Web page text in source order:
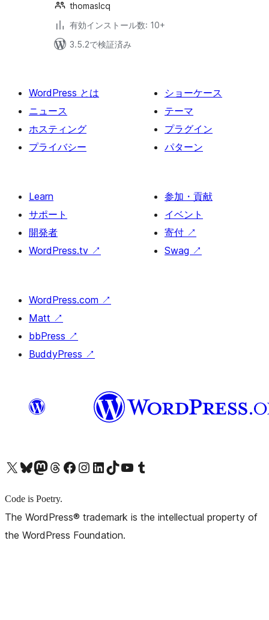
thomaslcq
有効インストール数: 10+
3.5.2で検証済み
WordPress とは
ニュース
ホスティング
プライバシー
ショーケース
テーマ
プラグイン
パターン
Learn
サポート
開発者
WordPress.tv ↗
参加・貢献
イベント
寄付 ↗
Swag ↗
WordPress.com ↗
Matt ↗
bbPress ↗
BuddyPress ↗
X (旧 Twitter) アカウントへBluesky アカウントへMastodon アカウントへThreads アカウントへ Facebook ページへInstagram アカウントへ LinkedIn アカウントへTikTok アカウントへYouTube チャンネルへ Tumblr アカウントへ
Code is Poetry.
The WordPress® trademark is the intellectual property of
the WordPress Foundation.